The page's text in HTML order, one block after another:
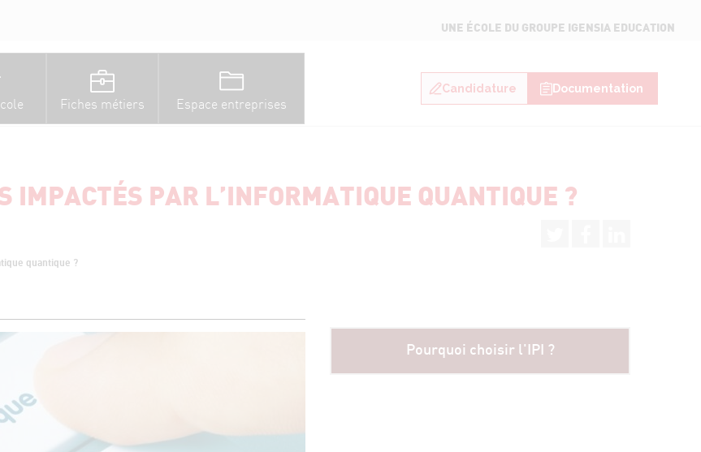
UNE ÉCOLE DU GROUPE IGENSIA EDUCATION
Fiches métiers Espace entreprises
Candidature Documentation
IMPACTÉS PAR L’INFORMATIQUE QUANTIQUE ?
quantique ?
Pourquoi choisir l'IPI ?